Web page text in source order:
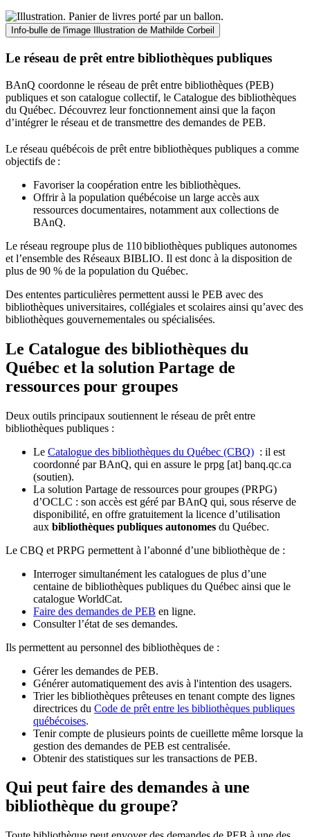
Info-bulle de l'image Illustration de Mathilde Corbeil
Le réseau de prêt entre bibliothèques publiques
BAnQ coordonne le réseau de prêt entre bibliothèques (PEB)
publiques et son catalogue collectif, le Catalogue des bibliothèques
du Québec. Découvrez leur fonctionnement ainsi que la façon
d’intégrer le réseau et de transmettre des demandes de PEB.
Le réseau québécois de prêt entre bibliothèques publiques a comme
objectifs de :
Favoriser la coopération entre les bibliothèques.
Offrir à la population québécoise un large accès aux
ressources documentaires, notamment aux collections de
BAnQ.
Le réseau regroupe plus de 110bibliothèques publiques autonomes
et l’ensemble des Réseaux BIBLIO. Il est donc à la disposition de
plus de 90 % de la population du Québec.
Des ententes particulières permettent aussi le PEB avec des
bibliothèques universitaires, collégiales et scolaires ainsi qu’avec des
bibliothèques gouvernementales ou spécialisées.
Le Catalogue des bibliothèques du
Québec et la solution Partage de
ressources pour groupes
Deux outils principaux soutiennent le réseau de prêt entre
bibliothèques publiques :
Le Catalogue des bibliothèques du Québec (CBQ) : il est
coordonné par BAnQ, qui en assure le prpg [at] banq.qc.ca
(soutien).
La solution Partage de ressources pour groupes (PRPG)
d’OCLC : son accès est géré par BAnQ qui, sous réserve de
disponibilité, en offre gratuitement la licence d’utilisation
aux bibliothèques publiques autonomes du Québec.
Le CBQ et PRPG permettent à l’abonné d’une bibliothèque de :
Interroger simultanément les catalogues de plus d’une
centaine de bibliothèques publiques du Québec ainsi que le
catalogue WorldCat.
Faire des demandes de PEB en ligne.
Consulter l’état de ses demandes.
Ils permettent au personnel des bibliothèques de :
Gérer les demandes de PEB.
Générer automatiquement des avis à l'intention des usagers.
Trier les bibliothèques prêteuses en tenant compte des lignes
directrices du Code de prêt entre les bibliothèques publiques
québécoises.
Tenir compte de plusieurs points de cueillette même lorsque la
gestion des demandes de PEB est centralisée.
Obtenir des statistiques sur les transactions de PEB.
Qui peut faire des demandes à une
bibliothèque du groupe?